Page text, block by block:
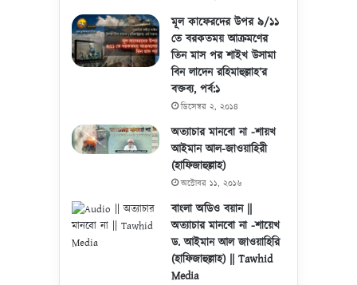
মূল কাফেরদের উপর ৯/১১
তে বরকতময় আক্রমণের
তিন মাস পর শাইখ উসামা
বিন লাদেন রহিমাহুল্লাহ’র
বক্তব্য, পর্ব:১
ডিসেম্বর ২, ২০১৪
অত্যাচার মানবো না -শায়খ
আইমান আল-জাওয়াহিরী
(হাফিজাহুল্লাহ)
অক্টোবর ১১, ২০১৬
বাংলা অডিও বয়ান ||
অত্যাচার মানবো না -শায়েখ
ড. আইমান আল জাওয়াহিরি
(হাফিজাহুল্লাহ) || Tawhid
Media